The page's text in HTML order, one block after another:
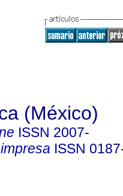
(México)
ISSN 2007-
ISSN